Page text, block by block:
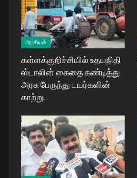
அரசியல்
கள்ளக்குறிச்சியில் உதயநிதி
ஸ்டாலின் கைதை கண்டித்து
அரசு பேருந்து டயர்களின்
காற்று…